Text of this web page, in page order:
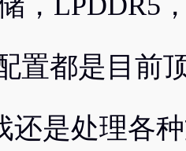
置都是目前
还是处理各